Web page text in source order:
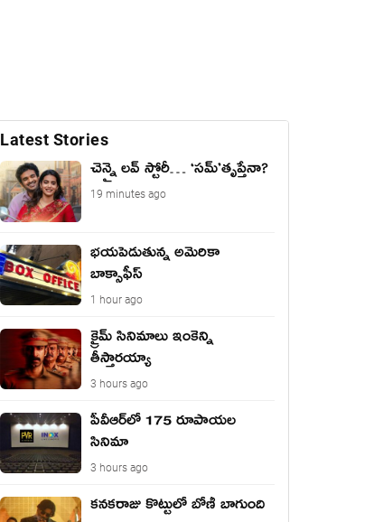
Latest Stories
చెన్నై లవ్ స్టోరీ… ‘సమ్’తృప్తేనా?
19 minutes ago
భయపెడుతున్న అమెరికా
బాక్సాఫీస్
1 hour ago
క్రైమ్ సినిమాలు ఇంకెన్ని
తీస్తారయ్యా
3 hours ago
పీవీఆర్‌లో 175 రూపాయల
సినిమా
3 hours ago
కనకరాజు కొట్టులో బోణీ బాగుంది